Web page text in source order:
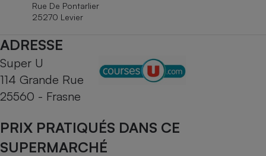
Rue De Pontarlier
25270 Levier
ADRESSE
Super U
114 Grande Rue
25560 - Frasne
PRIX PRATIQUÉS DANS CE
SUPERMARCHÉ